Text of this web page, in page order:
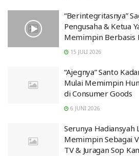
“Berintegritasnya”
Pengusaha & Ketua
Memimpin Berbasis
15 JULI 2026
“Ajegnya” Santo
Mulai Memimpin
di Consumer Goods
6 JUNI 2026
Serunya Hadiansyah
Memimpin Sebagai
TV & Juragan Sop